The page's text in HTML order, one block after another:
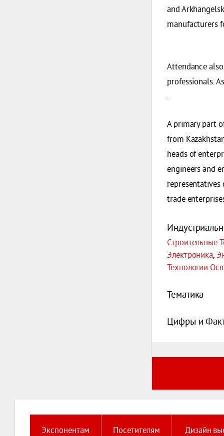
and
manufacturers
Attendance
professionals.
A primary part
from
heads of
engineers and
trade
Строительные
Электроника
Технологии
Тематика
Цифры и
Экспонентам Посетителям Дизайн